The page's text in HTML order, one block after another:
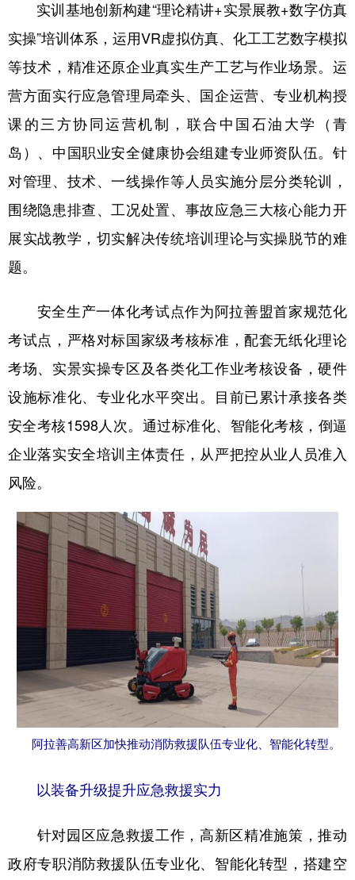
实训基地创新构建“理论精讲+实景展教+数字仿真
实操”培训体系，运用VR虚拟仿真、化工工艺数字模拟
等技术，精准还原企业真实生产工艺与作业场景。运
营方面实行应急管理局牵头、国企运营、专业机构授
课的三方协同运营机制，联合中国石油大学（青
岛）、中国职业安全健康协会组建专业师资队伍。针
对管理、技术、一线操作等人员实施分层分类轮训，
围绕隐患排查、工况处置、事故应急三大核心能力开
展实战教学，切实解决传统培训理论与实操脱节的难
题。
安全生产一体化考试点作为阿拉善盟首家规范化
考试点，严格对标国家级考核标准，配套无纸化理论
考场、实景实操专区及各类化工作业考核设备，硬件
设施标准化、专业化水平突出。目前已累计承接各类
安全考核1598人次。通过标准化、智能化考核，倒逼
企业落实安全培训主体责任，从严把控从业人员准入
风险。
阿拉善高新区加快推动消防救援队伍专业化、智能化转型。
以装备升级提升应急救援实力
针对园区应急救援工作，高新区精准施策，推动
政府专职消防救援队伍专业化、智能化转型，搭建空